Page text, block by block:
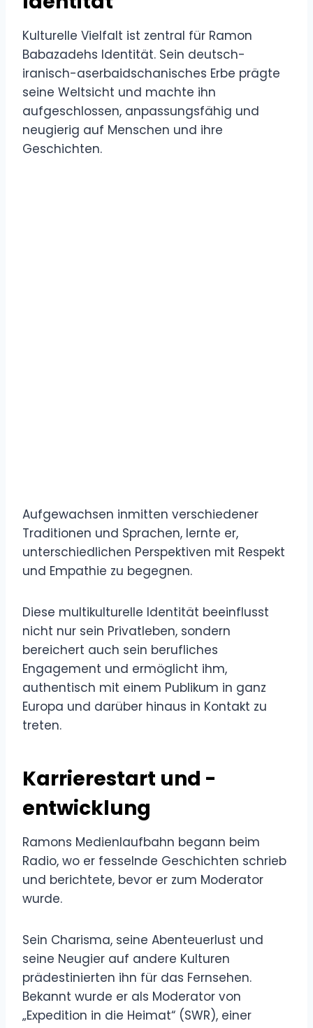
Kulturelle Vielfalt ist zentral für Ramon
Babazadehs Identität. Sein deutsch-
iranisch-aserbaidschanisches Erbe prägte
seine Weltsicht und machte ihn
aufgeschlossen, anpassungsfähig und
neugierig auf Menschen und ihre
Geschichten.
Aufgewachsen inmitten verschiedener
Traditionen und Sprachen, lernte er,
unterschiedlichen Perspektiven mit Respekt
und Empathie zu begegnen.
Diese multikulturelle Identität beeinflusst
nicht nur sein Privatleben, sondern
bereichert auch sein berufliches
Engagement und ermöglicht ihm,
authentisch mit einem Publikum in ganz
Europa und darüber hinaus in Kontakt zu
treten.
Karrierestart und -
entwicklung
Ramons Medienlaufbahn begann beim
Radio, wo er fesselnde Geschichten schrieb
und berichtete, bevor er zum Moderator
wurde.
Sein Charisma, seine Abenteuerlust und
seine Neugier auf andere Kulturen
prädestinierten ihn für das Fernsehen.
Bekannt wurde er als Moderator von
„Expedition in die Heimat“ (SWR), einer